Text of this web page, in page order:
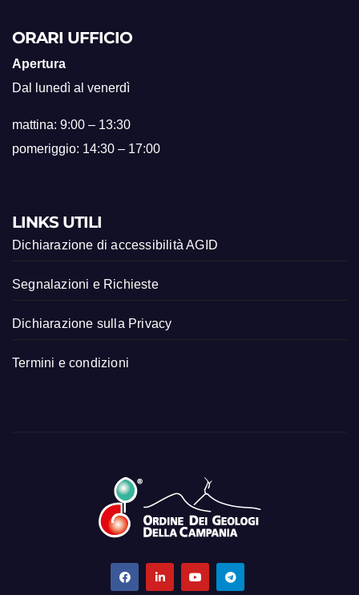
ORARI UFFICIO
Apertura
Dal lunedì al venerdì
mattina: 9:00 – 13:30
pomeriggio: 14:30 – 17:00
LINKS UTILI
Dichiarazione di accessibilità AGID
Segnalazioni e Richieste
Dichiarazione sulla Privacy
Termini e condizioni